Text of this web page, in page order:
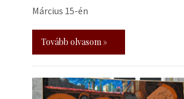
Március 15-én
Tovább olvasom »